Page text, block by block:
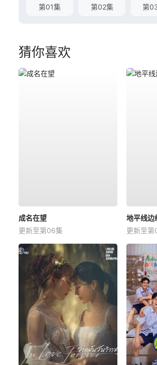
第01集 第02集 第
猜你喜欢
成名在望
更新至第06集
地平线边
更新至第